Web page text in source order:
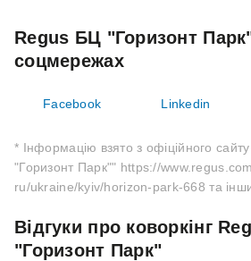
Regus БЦ "Горизонт
соцмережах
Facebook Linkedin
* Інформацію взято з офіційного
"Горизонт Парк"" https://
ru/ukraine/kyiv/horizon-park-668 та
Відгуки про коворкінг
"Горизонт Парк"